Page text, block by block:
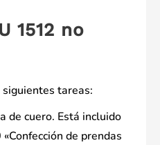
1512 no
tareas:
de cuero. Está incluido
de prendas